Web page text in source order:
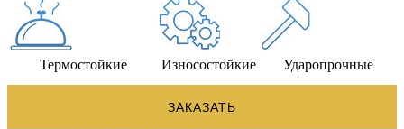
Термостойкие Износостойкие Ударопрочные
ЗАКАЗАТЬ